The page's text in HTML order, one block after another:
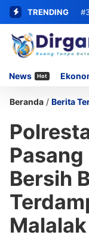
TRENDING
News Hot
Beranda / Berita
Bersih
Malalak